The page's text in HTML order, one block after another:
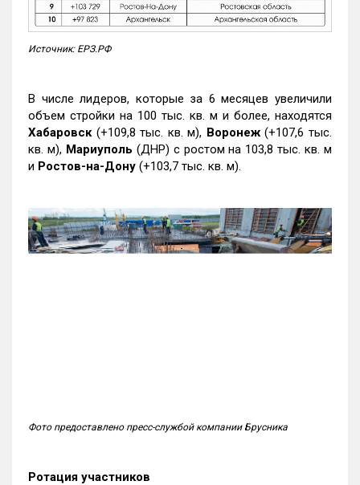
Источник: ЕРЗ.РФ
В числе лидеров, которые за 6 месяцев увеличили
объем стройки на 100 тыс. кв. м и более, находятся
Хабаровск (+109,8 тыс. кв. м), Воронеж(+107,6 тыс.
кв. м), Мариуполь (ДНР) с ростом на 103,8 тыс. кв. м
и Ростов-на-Дону (+103,7 тыс. кв. м).
Фото предоставлено пресс-службой компании Брусника
Ротация участников